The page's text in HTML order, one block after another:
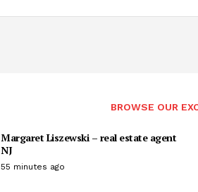
BROWSE OUR
Margaret Liszewski – real estate agent
NJ
55 minutes ago